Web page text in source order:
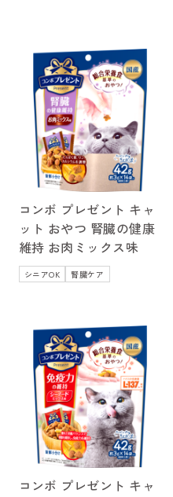
コンボ プレゼント キャ
ット おやつ 腎臓の健康
維持 お肉ミックス味
シニアOK 腎臓ケア
コンボ プレゼント キャ